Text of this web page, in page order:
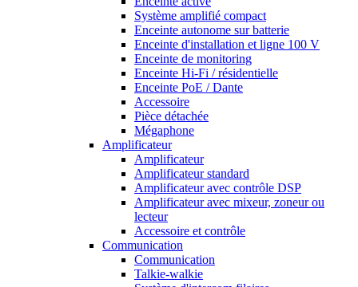
Système amplifié compact
Enceinte autonome sur batterie
Enceinte d'installation et ligne 100 V
Enceinte de monitoring
Enceinte Hi-Fi / résidentielle
Enceinte PoE / Dante
Accessoire
Pièce détachée
Mégaphone
Amplificateur
Amplificateur
Amplificateur standard
Amplificateur avec contrôle DSP
Amplificateur avec mixeur, zoneur ou
lecteur
Accessoire et contrôle
Communication
Communication
Talkie-walkie